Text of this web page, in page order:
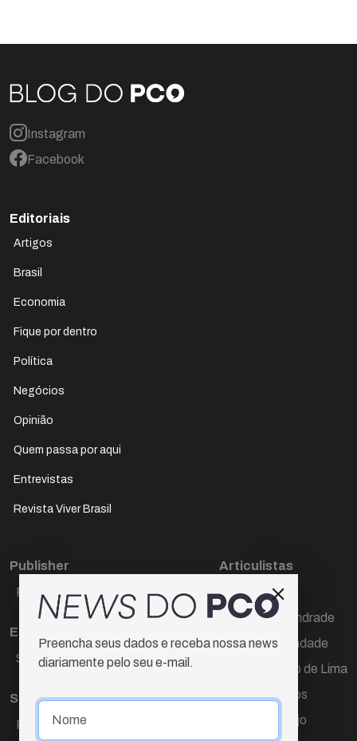
Instagram
Facebook
Editoriais
Artigos
Brasil
Economia
Fique por dentro
Política
Negócios
Opinião
Quem passa por aqui
Entrevistas
Revista Viver Brasil
Publisher
Paulo Cesar de Oliveira
Editora Chefe
Sueli Cotta
Sub-editora
Raquel Ayres
Articulistas
Décio Freire
Dr Marcos Andrade
Hamilton Trindade
Igor Carvalho de Lima
Mario Campos
Renata Araújo
Preencha seus dados e receba nossa news
diariamente pelo seu e-mail.